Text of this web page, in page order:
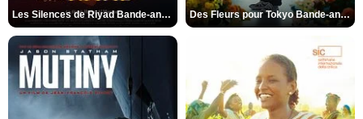
Les Silences de Riyad Bande-annonce VO STFR Des Fleurs pour Tokyo Bande-annonce VO STFR